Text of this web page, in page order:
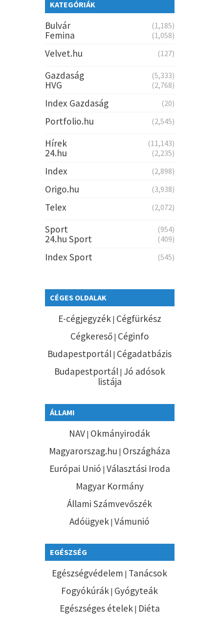
KATEGÓRIÁK
Bulvár (1,185)
Femina (1,058)
Velvet.hu (127)
Gazdaság (5,333)
HVG (2,768)
Index Gazdaság (20)
Portfolio.hu (2,545)
Hírek (11,143)
24.hu (2,235)
Index (2,898)
Origo.hu (3,938)
Telex (2,072)
Sport (954)
24.hu Sport (409)
Index Sport (545)
CÉGES OLDALAK
E-cégjegyzék | Cégfürkész
Cégkereső| Céginfo
Budapestportál | Cégadatbázis
Budapestportál| Jó adósok
listája
ÁLLAMI
NAV | Okmányirodák
Magyarorszag.hu | Országháza
Európai Unió | Választási Iroda
Magyar Kormány
Állami Számvevőszék
Adóügyek | Vámunió
EGÉSZSÉG
Egészségvédelem | Tanácsok
Fogyókúrák | Gyógyteák
Egészséges ételek | Diéta